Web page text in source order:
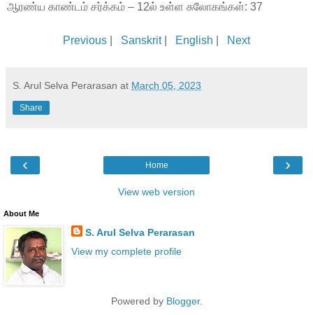
ஆரண்ய காண்டம் சர்க்கம் – 12ல் உள்ள சுலோகங்கள்: 37
Previous Sanskrit| English Next
S. Arul Selva Perarasan at March 05, 2023
Share
‹ ›
Home
View web version
About Me
S. Arul Selva Perarasan
View my complete profile
Powered by Blogger.